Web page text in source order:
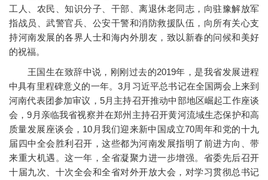
工人、农民、知识分子、干部、离退休老同志，向驻豫解放军
指战员、武警官兵、公安干警和消防救援队伍，向所有关心支
持河南发展的各界人士和海内外朋友，致以新春的问候和美好
的祝福。
王国生在致辞中说，刚刚过去的2019年，是我省发展进程
中具有里程碑意义的一年。3月习近平总书记在全国两会上来到
河南代表团参加审议，5月主持召开推动中部地区崛起工作座谈
会，9月亲临我省视察并在郑州主持召开黄河流域生态保护和高
质量发展座谈会，10月我们迎来新中国成立70周年和党的十九
届四中全会胜利召开，这些都为河南发展指明了前进方向、带
来重大机遇。这一年，全省凝聚力进一步增强。省委先后召开
十届九次、十次全会和全省对外开放大会，对学习贯彻总书记